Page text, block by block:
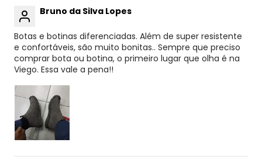
Bruno da Silva Lopes
Botas e botinas diferenciadas. Além de super resistente
e confortáveis, são muito bonitas.. Sempre que preciso
comprar bota ou botina, o primeiro lugar que olha é na
Viego. Essa vale a pena!!